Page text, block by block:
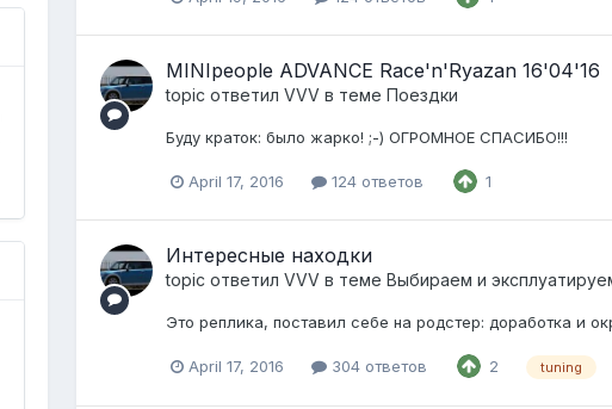
MINIpeople ADVANCE Race'n'Ryazan 16'04'16
topic ответил VVVв теме Поездки
Буду краток: было жарко! ;-) ОГРОМНОЕ СПАСИБО!!!
April 17, 2016 124 ответов 1
Интересные находки
topic ответил VVVв теме Выбираем и
Это реплика, поставил себе на родстер: доработка и
April 17, 2016 304 ответов 2 tuning